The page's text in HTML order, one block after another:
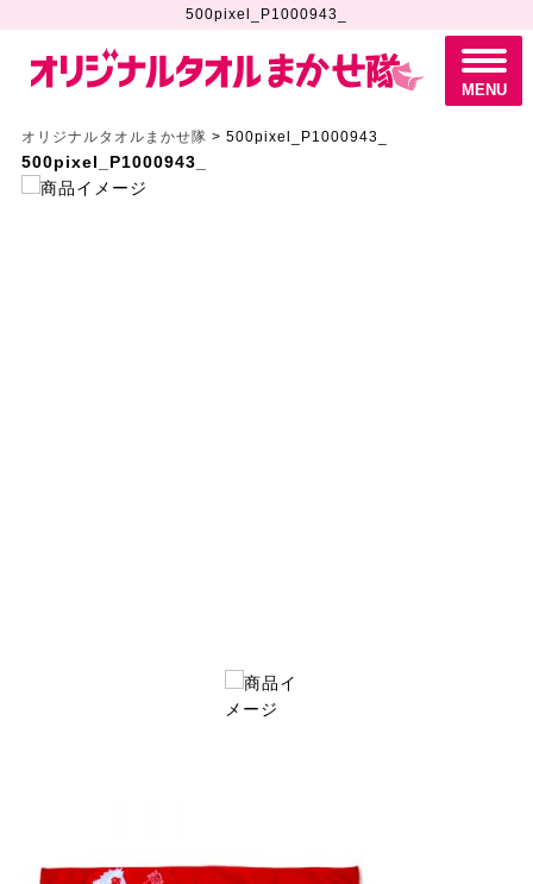
500pixel_P1000943_
M
E
N
U
MENU
オリジナルタオルまかせ隊 > 500pixel_P1000943_
500pixel_P1000943_